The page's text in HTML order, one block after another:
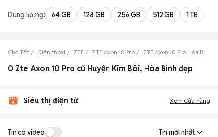
Dung lượng: 64 GB 128 GB 256 GB 512 GB 1 TB
Chợ Tốt Điện thoại ZTE ZTE Axon 10 Pro ZTE Axon 10 Pro Hòa Bình
0 Zte Axon 10 Pro cũ Huyện Kim Bôi, Hòa Bình đẹp
Siêu thị điện tử Xem Cửa hàng
Tin có video Tin mới nhất